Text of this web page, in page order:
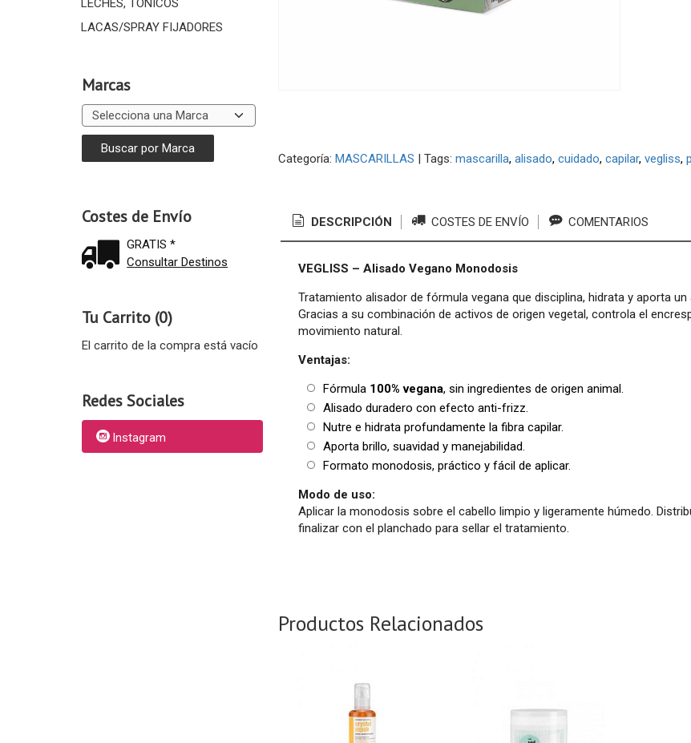
LECHES, TONICOS
LACAS/SPRAY FIJADORES
Marcas
Costes de Envío
GRATIS *
Consultar Destinos
Tu Carrito (0)
El carrito de la compra está vacío
Redes Sociales
Instagram
Categoría: MASCARILLAS Tags: mascarilla alisado cuidado capilar vegliss
DESCRIPCIÓN COSTES DE ENVÍO COMENTARIOS
VEGLISS – Alisado Vegano Monodosis
Tratamiento alisador de fórmula vegana que disciplina, hidrata y aporta
Gracias a su combinación de activos de origen vegetal, controla el
movimiento natural.
Ventajas:
Fórmula 100% vegana, sin ingredientes de origen animal.
Alisado duradero con efecto anti-frizz.
Nutre e hidrata profundamente la fibra capilar.
Aporta brillo, suavidad y manejabilidad.
Formato monodosis, práctico y fácil de aplicar.
Modo de uso:
Aplicar la monodosis sobre el cabello limpio y ligeramente húmedo.
finalizar con el planchado para sellar el tratamiento.
Productos Relacionados